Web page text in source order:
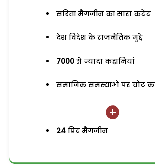
सरिता मैगजीन का सारा कंटेंट
देश विदेश के राजनैतिक मुद्दे
7000 से ज्यादा कहानियां
समाजिक समस्याओं पर चोट
24 प्रिंट मैगजीन